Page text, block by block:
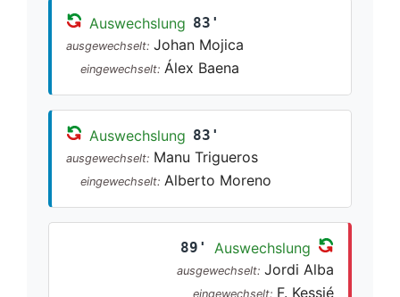
Auswechslung 83'
ausgewechselt: Johan Mojica
eingewechselt: Álex Baena
Auswechslung 83'
ausgewechselt: Manu Trigueros
eingewechselt: Alberto Moreno
89' Auswechslung
ausgewechselt: Jordi Alba
eingewechselt: F. Kessié